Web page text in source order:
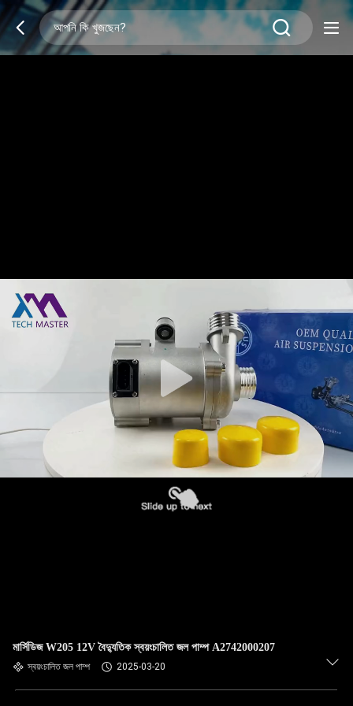
মার্সিডিজ W205 12V বৈদ্যুতিক স্বয়ংচালিত জল পাম্প A2742000207
স্বয়ংচালিত জল পাম্প 2025-03-20